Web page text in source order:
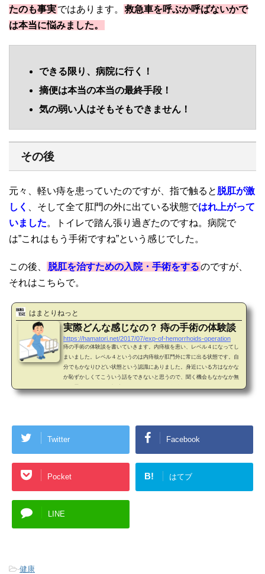
たのも事実ではあります。
救急車を呼ぶか呼ばないかで
は本当に悩みました。
できる限り、病院に行く！
摘便は本当の本当の最終手段！
気の弱い人はそもそもできません！
その後
元々、軽い痔を患っていたのですが、指で触ると 脱肛が激
しく
、そして全て肛門の外に出ている状態ではれ上がって
いました。トイレで踏ん張り過ぎたのですね。病院で
は”これはもう手術ですね”という感じでした。
この後、 脱肛を治すための入院・手術をするのですが、
それはこちらで。
はまとりねっと
実際どんな感じなの？ 痔の手術の体験談
https://hamatori.net/2017/07/exp-of-hemorrhoids-operation
痔の手術の体験談を書いていきます。内痔核を患い、レベル４になってし
まいました。レベル４というのは内痔核が肛門外に常に出る状態です。自
分でもかなりひどい状態という認識にありました。身近にいる方はなかな
か恥ずかしくてこういう話をできないと思うので、聞く機会もなかなか無
い思いをしました。※内痔核が肛門外にでることを脱出性内痔核といいま
Twitter Facebook
Pocket B! はてブ
LINE
-健康